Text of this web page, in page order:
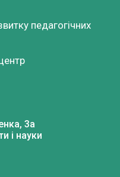
педагогічних
3a
і науки